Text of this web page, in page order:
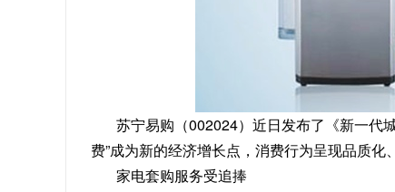
苏宁易购（002024）近日发布了《新一代
费”成为新的经济增长点，消费行为呈现品质化
家电套购服务受追捧